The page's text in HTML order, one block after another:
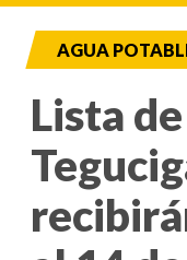
AGUA
Lista